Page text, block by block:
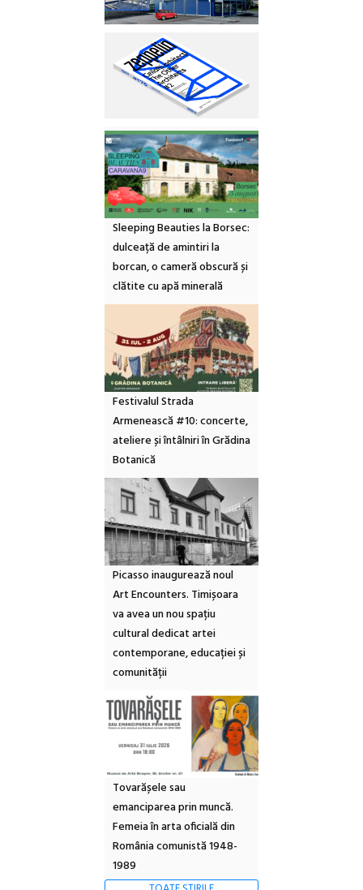
Sleeping Beauties la Borsec:
dulceață de amintiri la
borcan, o cameră obscură și
clătite cu apă minerală
Festivalul Strada
Armenească #10: concerte,
ateliere și întâlniri în Grădina
Botanică
Picasso inaugurează noul
Art Encounters. Timișoara
va avea un nou spațiu
cultural dedicat artei
contemporane, educației și
comunității
Tovarășele sau
emanciparea prin muncă.
Femeia în arta oficială din
România comunistă 1948-
1989